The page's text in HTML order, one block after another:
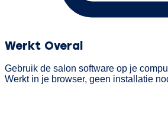
Werkt Overal
Gebruik de salon software op je
Werkt in je browser, geen installatie